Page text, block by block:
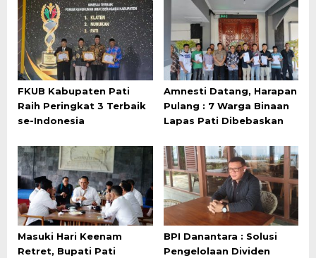
FKUB Kabupaten Pati
Raih Peringkat 3 Terbaik
se-Indonesia
Amnesti Datang, Harapan
Pulang : 7 Warga Binaan
Lapas Pati Dibebaskan
Masuki Hari Keenam
Retret, Bupati Pati
BPI Danantara : Solusi
Pengelolaan Dividen